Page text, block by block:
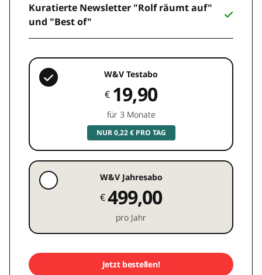
Kuratierte Newsletter "Rolf räumt auf"
und "Best of"
W&V Testabo
€ 19,90
für 3 Monate
NUR 0,22 € PRO TAG
W&V Jahresabo
€499,00
pro Jahr
Jetzt bestellen!